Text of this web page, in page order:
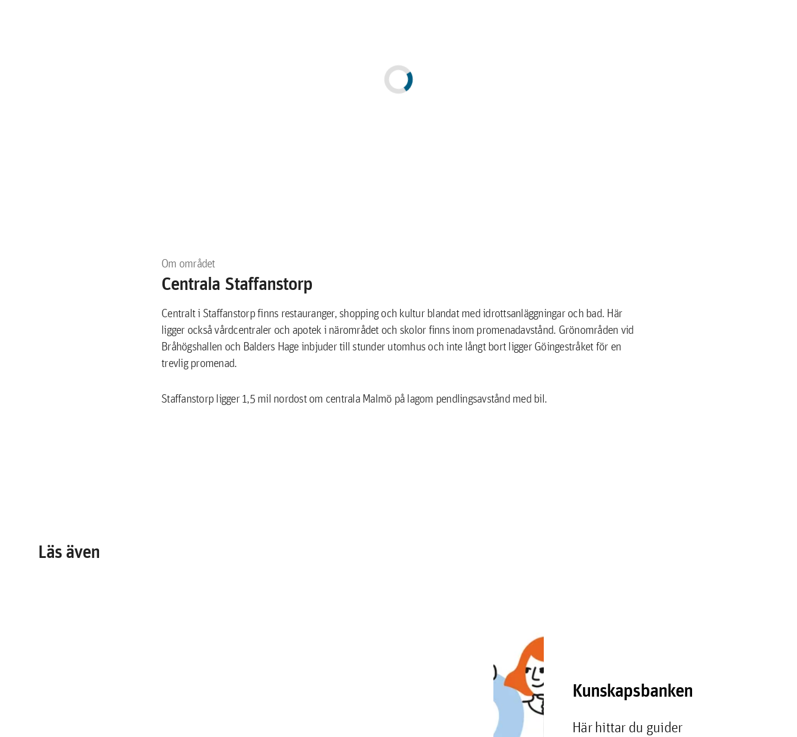
Om området
Centrala Staffanstorp
Centralt i Staffanstorp finns restauranger, shopping och kultur blandat med idrottsanläggningar och bad. Här
ligger också vårdcentraler och apotek i närområdet och skolor finns inom promenadavstånd. Grönområden vid
Bråhögshallen och Balders Hage inbjuder till stunder utomhus och inte långt bort ligger Göingestråket för en
trevlig promenad.
Staffanstorp ligger 1,5 mil nordost om centrala Malmö på lagom pendlingsavstånd med bil.
Läs även
Kunskapsbanken
Här hittar du guider